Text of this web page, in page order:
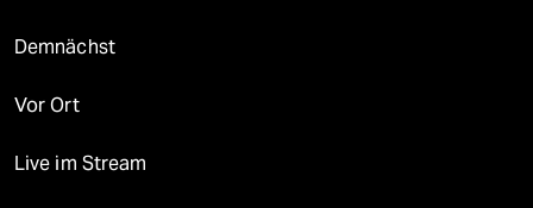
Demnächst
Vor Ort
Live im Stream